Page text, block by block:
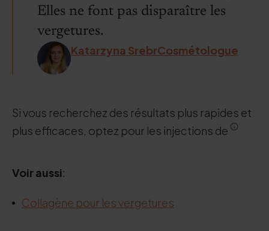
Elles ne font pas disparaître les
vergetures.
Katarzyna SrebrCosmétologue
Si vous recherchez des résultats plus rapides et
plus efficaces, optez pour les injections de
Voir aussi:
Collagène pour les vergetures